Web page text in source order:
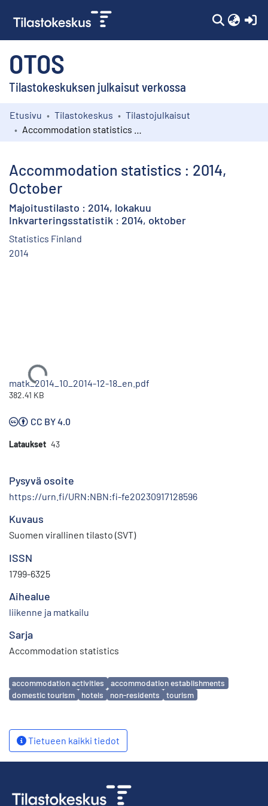
OTOS
Tilastokeskuksen julkaisut verkossa
Kokoelmat
Etusivu Tilastokeskus
Tilastojulkaisut
Accommodation statistics : 2014,
October
Majoitustilasto : 2014, lokakuu
Inkvarteringsstatistik : 2014, oktober
Statistics Finland
2014
Ladataan...
matk_2014_10_2014-12-18_en.pdf
382.41 KB
CC BY 4.0
Lataukset 43
Pysyvä osoite
https://urn.fi/URN:NBN:fi-fe20230917128596
Kuvaus
Suomen virallinen tilasto (SVT)
ISSN
1799-6325
Aihealue
liikenne ja matkailu
Sarja
Accommodation statistics
Avainsanat
accommodation activities
accommodation establishments
domestic tourism
hotels non-residents tourism
Tietueen kaikki tiedot